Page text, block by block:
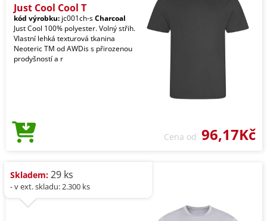
Just Cool Cool T
kód výrobku: jc001ch-sCharcoal
Just Cool 100% polyester. Volný střih.
Vlastní lehká texturová tkanina
Neoteric TM od AWDis s přirozenou
prodyšností a r
Cena od 96,17Kč
Skladem: 29 ks
- v ext. skladu: 2.300 ks